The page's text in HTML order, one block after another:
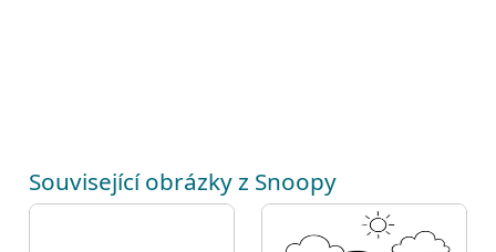
Související obrázky z Snoopy